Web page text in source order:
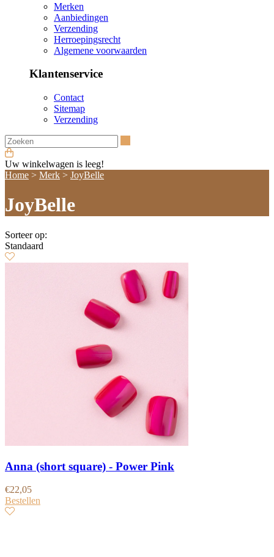
Merken
Aanbiedingen
Verzending
Herroepingsrecht
Algemene voorwaarden
Klantenservice
Contact
Sitemap
Verzending
Uw winkelwagen is leeg!
Home > Merk > JoyBelle
JoyBelle
Sorteer op:
Standaard
Anna (short square) - Power Pink
€22,05
Bestellen